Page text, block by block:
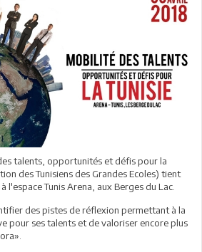
talents, opportunités et défis pour la
des Tunisiens des Grandes Ecoles) tient
l'espace Tunis Arena, aux Berges du Lac.
des pistes de réflexion permettant à la
pour ses talents et de valoriser encore plus